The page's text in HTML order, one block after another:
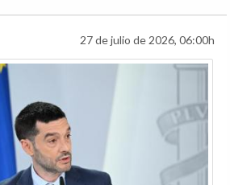
27 de julio de 2026, 06:00h